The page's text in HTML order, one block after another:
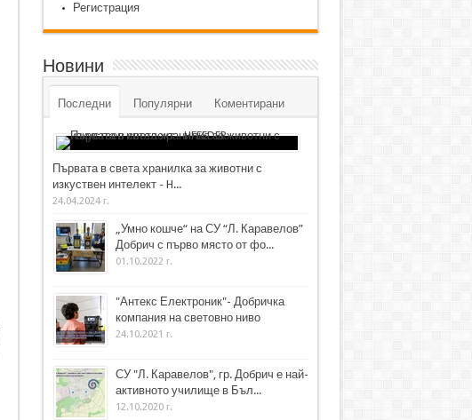
Регистрация
Новини
Последни Популярни Коментирани
Първата в света хранилка за животни с
изкуствен интелект - H...
24.04.2024 г.
„Умно кошче“ на СУ “Л. Каравелов”
Добрич с първо място от фо...
01.10.2022 г.
"Антекс Електроник"- Добричка
компания на световно ниво
24.10.2021 г.
СУ "Л. Каравелов", гр. Добрич е най-
активното училище в Бъл...
12.10.2020 г.